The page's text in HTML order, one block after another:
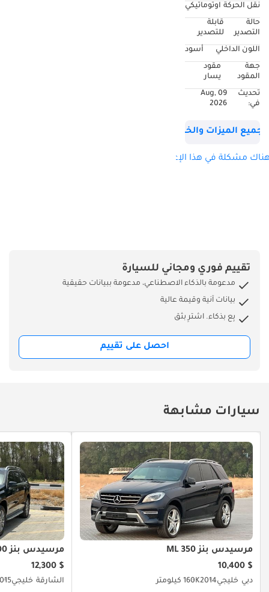
قابل للتفاوض تصريح
هيئة الطرق
الإمارات العربية
المتحدة الموقع
نقل الحركة اوتوماتيكي
حالة
التصدير
قابلة
للتصدير
اللون الداخلي
أسود
جهة
المقود
مقود
يسار
تحديث
في:
09 Aug,
2026
جميع الميزات والخصائص
مشكلة في هذا الإعلان؟
تقييم فوري ومجاني للسيارة
مدعومة بالذكاء الاصطناعي، مدعومة ببيانات حقيقية
بيانات آنية وقيمة عالية
بِع بذكاء. اشترِ بثق
احصل على تقييم
سيارات مشابهة
مرسيدس بنز ML 350
$ 10,400
دبي خليجي2014160K كيلومتر
مرسيدس بنز ML 400
$ 12,300
الشارقة خليجي